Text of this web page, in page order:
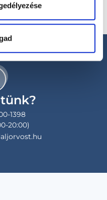
1398
20:00)